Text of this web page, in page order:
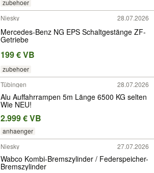
zubehoer
Niesky
28.07.2026
Mercedes-Benz NG EPS Schaltgestänge ZF-
Getriebe
199 € VB
zubehoer
Tübingen
28.07.2026
Alu Auffahrrampen 5m Länge 6500 KG selten
Wie NEU!
2.999 € VB
anhaenger
Niesky
27.07.2026
Wabco Kombi-Bremszylinder / Federspeicher-
Bremszylinder